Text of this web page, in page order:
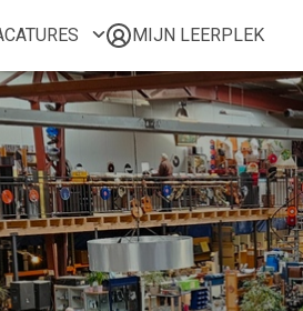
MIJN LEERPLEK
Voor mij
Alle onderwerpen
Populair
Favoriet
Gestart
Certificaten